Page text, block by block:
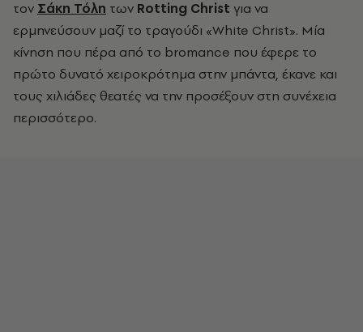
τον Σάκη Τόλη των Rotting Christ για να
ερμηνεύσουν μαζί το τραγούδι «White Christ». Μία
κίνηση που πέρα από το bromance που έφερε το
πρώτο δυνατό χειροκρότημα στην μπάντα, έκανε και
τους χιλιάδες θεατές να την προσέξουν στη συνέχεια
περισσότερο.